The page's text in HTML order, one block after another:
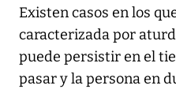
Existen casos en los
caracterizada por
puede persistir en el
pasar y la persona en